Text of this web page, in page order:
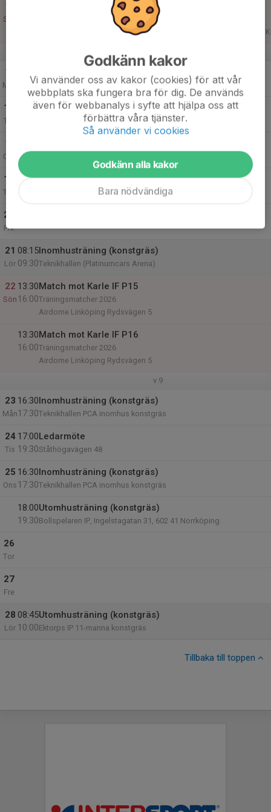
15
Sön
Match mot Krokeks IF
Träningsmatcher 2026
https://www.google.com/maps/dir/Norrk%C3%B6ping,+Sverige/
16
Mån
17:30 Teknikhallen PCA inomhus konstgräs
17
Tis
18
Ons
19:30
19
Tor
20
Fre
21
Lör
08:15
09:30
Inomhusträning (konstgräs)
Teknikhallen (Platinumcars Arena)
22
Sön
13:30
16:00
Match mot Karle IF P15
Träningsmatcher 2026
Airdome Linköping Rydsvägen 5
13:30
16:00
Match mot Karle IF P16
Träningsmatcher 2026
Airdome Linköping Rydsvägen 5
v.9
23
Mån
16:30
17:30
Inomhusträning (konstgräs)
Teknikhallen PCA inomhus konstgräs
24
Tis
17:00
19:30
Ledarmöte
Ståthögavägen 48
25
Ons
16:30
17:30
Inomhusträning (konstgräs)
Teknikhallen PCA inomhus konstgräs
18:00
19:30
Utomhusträning (konstgräs)
Bollspelaren IP, Ingelstagatan 31, 602 41 Norrköping
26
Tor
27
Fre
28
Lör
08:45
10:00
Utomhusträning (konstgräs)
Ektorps IP 11-manna konstgräs
Tillbaka till toppen
Godkänn kakor
Vi använder oss av kakor (cookies) för att vår
webbplats ska fungera bra för dig. De används
även för webbanalys i syfte att hjälpa oss att
förbättra våra tjänster.
Så använder vi cookies
Godkänn alla kakor
Bara nödvändiga